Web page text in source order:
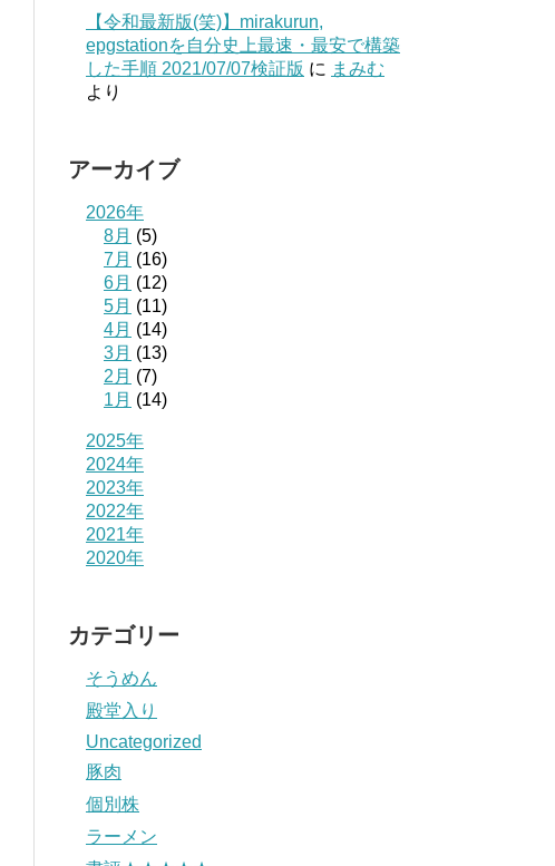
【令和最新版(笑)】mirakurun,
epgstationを自分史上最速・最安で構築
した手順 2021/07/07検証版 に まみむ
より
アーカイブ
2026年
8月 (5)
7月 (16)
6月 (12)
5月 (11)
4月 (14)
3月 (13)
2月 (7)
1月 (14)
2025年
2024年
2023年
2022年
2021年
2020年
カテゴリー
そうめん
殿堂入り
Uncategorized
豚肉
個別株
ラーメン